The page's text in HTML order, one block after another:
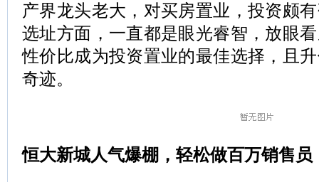
产界龙头老大，对买房置业，投资颇
选址方面，一直都是眼光睿智，放眼
性价比成为投资置业的最佳选择，且
奇迹。
恒大新城人气爆棚，轻松做百万销售员